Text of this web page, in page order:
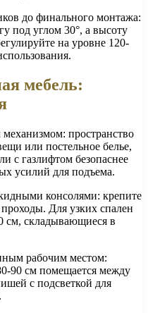
до финального монтажа:
под углом 30°, а высоту
на уровне 120-
мебель:
пространство
или постельное белье,
с газлифтом безопаснее
усилий для подъема.
консолями: крепите
Для узких спален
см, складывающиеся в
рабочим местом:
90 см помещается между
с подсветкой для